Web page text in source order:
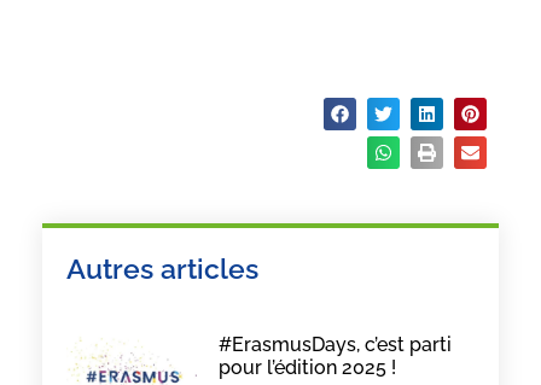
Autres articles
#ErasmusDays, c’est parti
pour l’édition 2025 !